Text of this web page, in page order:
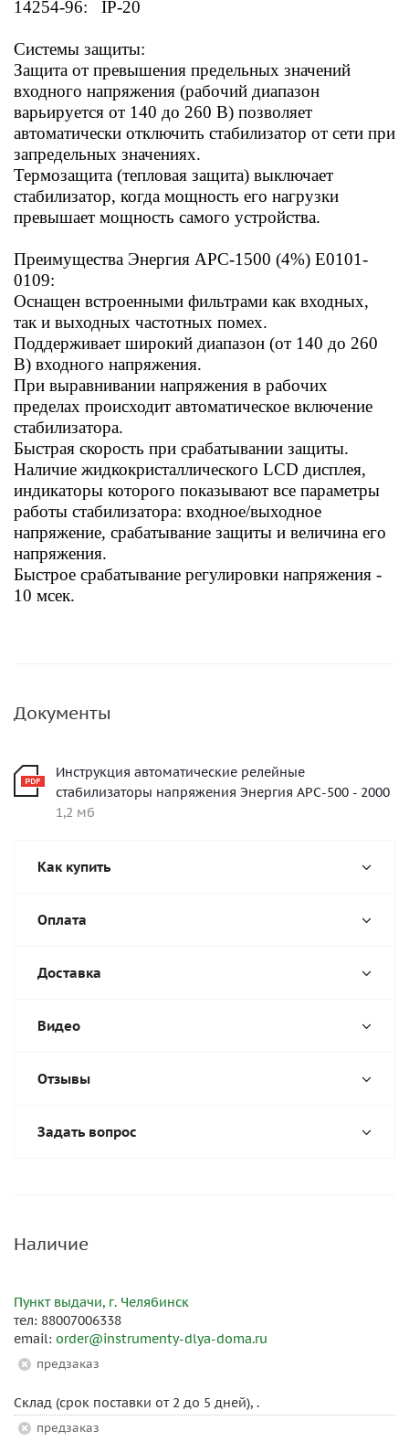
14254-96: IP-20
Системы защиты:
Защита от превышения предельных значений
входного напряжения (рабочий диапазон
варьируется от 140 до 260 В) позволяет
автоматически отключить стабилизатор от сети при
запредельных значениях.
Термозащита (тепловая защита) выключает
стабилизатор, когда мощность его нагрузки
превышает мощность самого устройства.
Преимущества Энергия АРС-1500 (4%) Е0101-
0109:
Оснащен встроенными фильтрами как входных,
так и выходных частотных помех.
Поддерживает широкий диапазон (от 140 до 260
В) входного напряжения.
При выравнивании напряжения в рабочих
пределах происходит автоматическое включение
стабилизатора.
Быстрая скорость при срабатывании защиты.
Наличие жидкокристаллического LCD дисплея,
индикаторы которого показывают все параметры
работы стабилизатора: входное/выходное
напряжение, срабатывание защиты и величина его
напряжения.
Быстрое срабатывание регулировки напряжения -
10 мсек.
Документы
Инструкция автоматические релейные
стабилизаторы напряжения Энергия АРС-500 - 2000
1,2 мб
Как купить
Оплата
Доставка
Видео
Отзывы
Задать вопрос
Наличие
Пункт выдачи, г. Челябинск
тел: 88007006338
email: order@instrumenty-dlya-doma.ru
Предзаказ
Склад (срок поставки от 2 до 5 дней), .
Предзаказ